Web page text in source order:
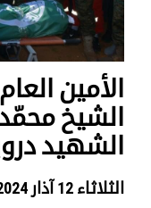
الأمين
الشيخ
الشهيد
الثلاثاء 12 آذار 2024